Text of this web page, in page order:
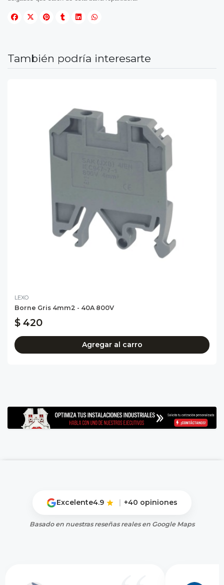
También podría interesarte
LEXO
Borne Gris 4mm2 - 40A 800V
$ 420
Agregar al carro
Excelente4.9 +40 opiniones
Basado en nuestras reseñas reales en Google Maps